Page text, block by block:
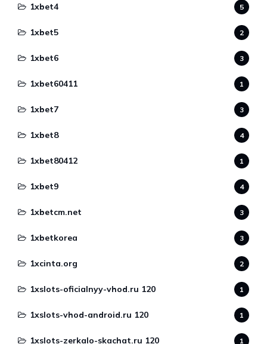
1xbet4 5
1xbet5 2
1xbet6 3
1xbet60411 1
1xbet7 3
1xbet8 4
1xbet80412 1
1xbet9 4
1xbetcm.net 3
1xbetkorea 3
1xcinta.org 2
1xslots-oficialnyy-vhod.ru 120 1
1xslots-vhod-android.ru 120 1
1xslots-zerkalo-skachat.ru 120 1